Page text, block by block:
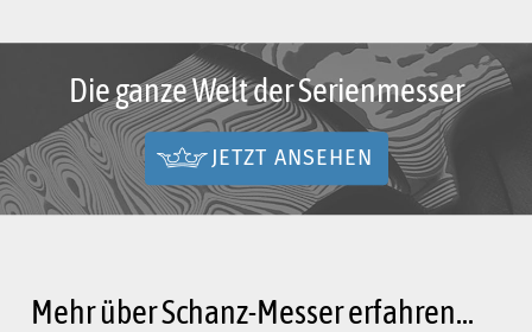
Die ganze Welt der Serienmesser
JETZT ANSEHEN
Mehr über Schanz-Messer erfahren...